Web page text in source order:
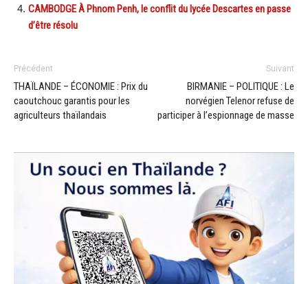
CAMBODGE À Phnom Penh, le conflit du lycée Descartes en passe
d’être résolu
Précédent
THAÏLANDE – ÉCONOMIE : Prix du
caoutchouc garantis pour les
agriculteurs thaïlandais
Suivant
BIRMANIE – POLITIQUE : Le
norvégien Telenor refuse de
participer à l’espionnage de masse